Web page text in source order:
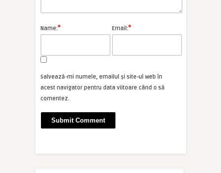
Name:* Email:*
Salvează-mi numele, emailul și site-ul web în
acest navigator pentru data viitoare când o să
comentez.